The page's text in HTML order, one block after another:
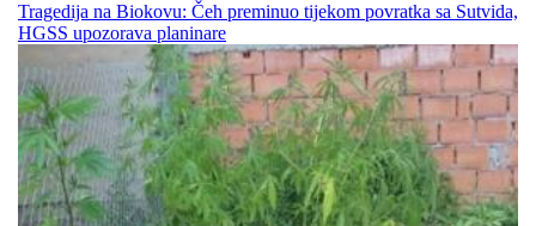
Tragedija na Biokovu: Čeh preminuo tijekom povratka sa Sutvida,
HGSS upozorava planinare